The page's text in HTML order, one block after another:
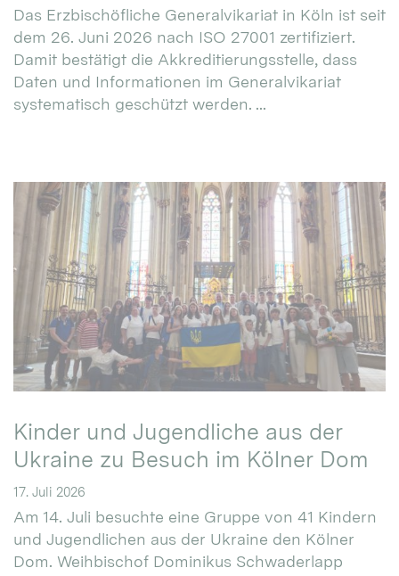
Das Erzbischöfliche Generalvikariat in Köln ist seit
dem 26. Juni 2026 nach ISO 27001 zertifiziert.
Damit bestätigt die Akkreditierungsstelle, dass
Daten und Informationen im Generalvikariat
systematisch geschützt werden. ...
Kinder und Jugendliche aus der
Ukraine zu Besuch im Kölner Dom
17. Juli 2026
Am 14. Juli besuchte eine Gruppe von 41 Kindern
und Jugendlichen aus der Ukraine den Kölner
Dom. Weihbischof Dominikus Schwaderlapp